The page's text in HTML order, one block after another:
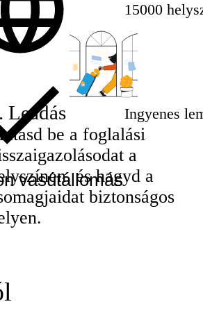
15000
Ingyenes
. Leadás
be a foglalási
a
és hagyd a
biztonságos